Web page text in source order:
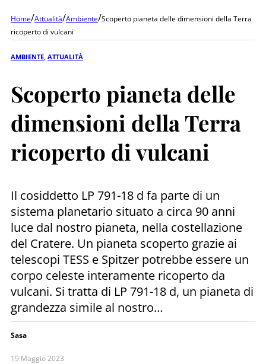
Home/Attualità/Ambiente/Scoperto pianeta delle dimensioni della Terra
ricoperto di vulcani
AMBIENTE ATTUALITÀ
Scoperto pianeta delle
dimensioni della Terra
ricoperto di vulcani
Il cosiddetto LP 791-18 d fa parte di un
sistema planetario situato a circa 90 anni
luce dal nostro pianeta, nella costellazione
del Cratere. Un pianeta scoperto grazie ai
telescopi TESS e Spitzer potrebbe essere un
corpo celeste interamente ricoperto da
vulcani. Si tratta di LP 791-18 d, un pianeta di
grandezza simile al nostro…
Sasa
19 Maggio 2023